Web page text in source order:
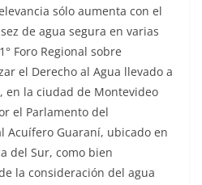
sólo aumenta con el
de agua segura en varias
Foro Regional sobre
el Derecho al Agua llevado a
en la ciudad de Montevideo
el Parlamento del
Acuífero Guaraní, ubicado en
del Sur, como bien
la consideración del agua